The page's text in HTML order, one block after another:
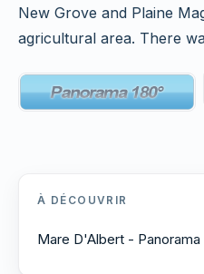
New Grove and Plaine
agricultural area. There
À DÉCOUVRIR
Mare D'Albert - Panorama